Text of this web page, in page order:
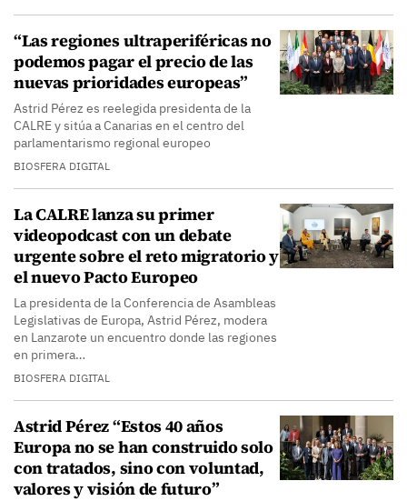
“Las regiones ultraperiféricas no
podemos pagar el precio de las
nuevas prioridades europeas”
Astrid Pérez es reelegida presidenta de la
CALRE y sitúa a Canarias en el centro del
parlamentarismo regional europeo
BIOSFERA DIGITAL
​La CALRE lanza su primer
videopodcast con un debate
urgente sobre el reto migratorio y
el nuevo Pacto Europeo
La presidenta de la Conferencia de Asambleas
Legislativas de Europa, Astrid Pérez, modera
en Lanzarote un encuentro donde las regiones
en primera…
BIOSFERA DIGITAL
Astrid Pérez “Estos 40 años
Europa no se han construido solo
con tratados, sino con voluntad,
valores y visión de futuro”